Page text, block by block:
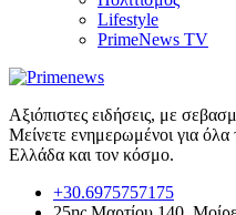
Lifestyle
PrimeNews TV
Αξιόπιστες ειδήσεις, με
Μείνετε ενημερωμένοι για όλα
Ελλάδα και τον κόσμο.
+30.6975757175